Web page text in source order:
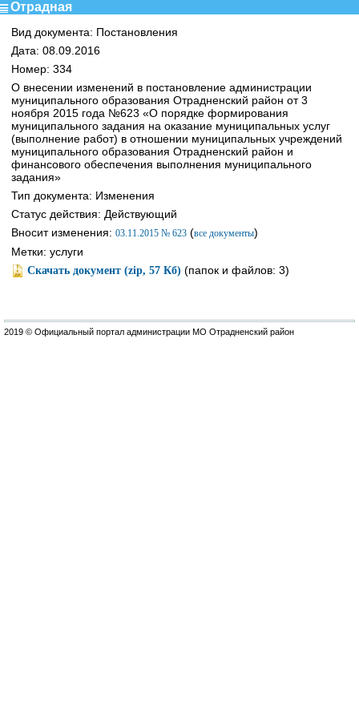
Отрадная
Вид документа: Постановления
Дата: 08.09.2016
Номер: 334
О внесении изменений в постановление администрации
муниципального образования Отрадненский район от 3
ноября 2015 года №623 «О порядке формирования
муниципального задания на оказание муниципальных услуг
(выполнение работ) в отношении муниципальных учреждений
муниципального образования Отрадненский район и
финансового обеспечения выполнения муниципального
задания»
Тип документа: Изменения
Статус действия: Действующий
Вносит изменения: 03.11.2015 № 623 (все документы)
Метки: услуги
Скачать документ (zip, 57 Кб) (папок и файлов: 3)
2019 © Официальный портал администрации МО Отрадненский район